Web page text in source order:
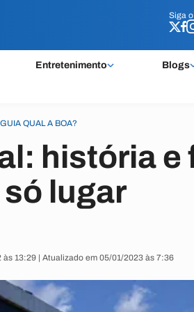
Siga o
Entretenimento Blogs
Siga o
GUIA QUAL A BOA?
história e
lugar
13:29 | Atualizado em 05/01/2023 às 7:36